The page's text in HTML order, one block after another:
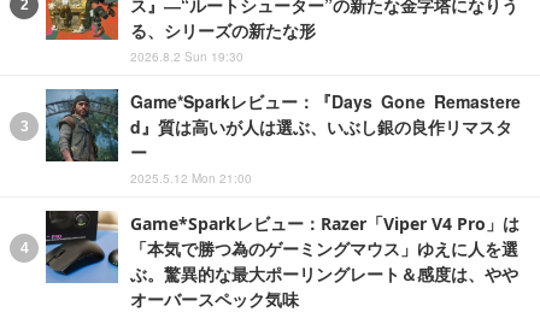
ス』―“ルートシューター”の新たな金字塔になりう
る、シリーズの新たな形
2026.8.2 Sun 19:30
Game*Sparkレビュー：『Days Gone Remastere
d』質は高いが人は選ぶ、いぶし銀の良作リマスタ
ー
2025.5.12 Mon 21:00
Game*Sparkレビュー：Razer「Viper V4 Pro」は
「本気で勝つ為のゲーミングマウス」ゆえに人を選
ぶ。驚異的な最大ポーリングレート＆感度は、やや
オーバースペック気味